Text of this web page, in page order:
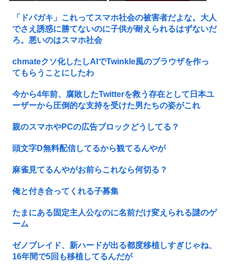
続けた秋元康の哲学！！！
「ドパガキ」これってスマホ社会の被害者だよな。大人
でさえ誘惑に勝てないのに子供が耐えられるはずないだ
ろ。悪いのはスマホ社会
chmateクソ化したしAIでTwinkle風のブラウザを作っ
てもらうことにしたわ
今から4年前、腐敗したTwitterを救う存在として日本ユ
ーザーから圧倒的な支持を受けた男たちの姿がこれ
親のスマホやPCの広告ブロックどうしてる？
頭文字D無料配信してるから観てるんやが
麻雀見てるんやがお前らこれなら何切る？
俺と付き合ってくれる子募集
たまにある固定主人公なのに名前だけ変えられる謎のゲ
ーム
ゼノブレイド、新ハードが出る都度移植しすぎじゃね、
16年間で5回も移植してるんだが